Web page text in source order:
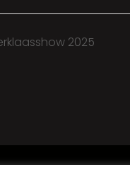
2025